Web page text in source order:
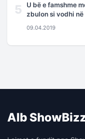
5
U bë e famshme
zbulon si vodhi
09.04.2019
Alb